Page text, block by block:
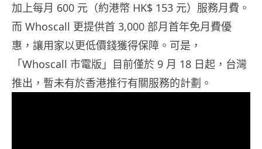
加上每月 600 元（約港幣 HK$ 153 元）服務月費。
而 Whoscall 更提供首 3,000 部月首年免月費優
惠，讓用家以更低價錢獲得保障。可是，
「Whoscall 市電版」目前僅於 9 月 18 日起，台灣
推出，暫未有於香港推行有關服務的計劃。